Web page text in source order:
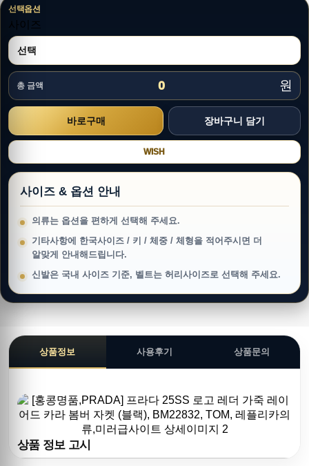
선택옵션
사이즈
총 금액 0 원
WISH
사이즈 & 옵션 안내
의류는 옵션을 편하게 선택해 주세요.
기타사항에 한국사이즈 / 키 / 체중 / 체형을 적어주시면 더
알맞게 안내해드립니다.
신발은 국내 사이즈 기준, 벨트는 허리사이즈로 선택해 주세요.
상품정보 사용후기 상품문의
상품 정보 고시